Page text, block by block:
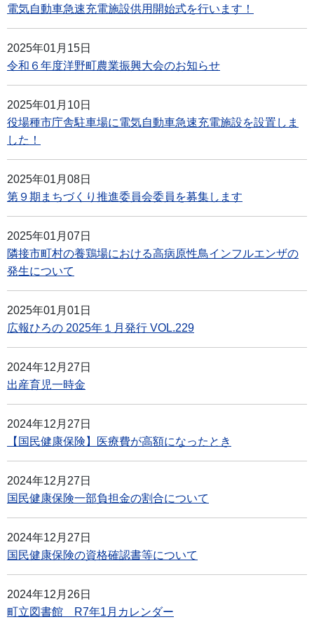
電気自動車急速充電施設供用開始式を行います！
2025年01月15日
令和６年度洋野町農業振興大会のお知らせ
2025年01月10日
役場種市庁舎駐車場に電気自動車急速充電施設を設置しま
した！
2025年01月08日
第９期まちづくり推進委員会委員を募集します
2025年01月07日
隣接市町村の養鶏場における高病原性鳥インフルエンザの
発生について
2025年01月01日
広報ひろの 2025年１月発行 VOL.229
2024年12月27日
出産育児一時金
2024年12月27日
【国民健康保険】医療費が高額になったとき
2024年12月27日
国民健康保険一部負担金の割合について
2024年12月27日
国民健康保険の資格確認書等について
2024年12月26日
町立図書館 R7年1月カレンダー